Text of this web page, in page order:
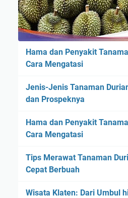
Hama dan Penyakit
Cara Mengatasi
Jenis-Jenis Tanaman
dan Prospeknya
Hama dan Penyakit
Cara Mengatasi
Tips Merawat Tanaman
Cepat Berbuah
Wisata Klaten: Dari Umbul